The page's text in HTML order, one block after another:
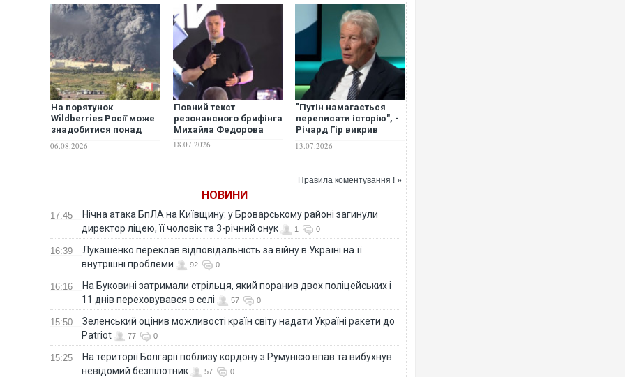
На порятунок
Wildberries Росії може
знадобитися понад
Bell
06.08.2026
Повний текст
резонансного брифінга
Михайла Федорова
18.07.2026
"Путін намагається
переписати історію", -
Річард Гір викрив
щодо України
13.07.2026
Правила коментування ! »
НОВИНИ
17:45
Нічна атака БпЛА на Київщину: у Броварському районі загинули
директор ліцею, її чоловік та 3-річний онук
1 0
16:39
Лукашенко переклав відповідальність за війну в Україні на її
внутрішні проблеми
92 0
16:16
На Буковині затримали стрільця, який поранив двох поліцейських і
11 днів переховувався в селі
57 0
15:50
Зеленський оцінив можливості країн світу надати Україні ракети до
Patriot
77 0
15:25
На території Болгарії поблизу кордону з Румунією впав та вибухнув
невідомий безпілотник
57 0